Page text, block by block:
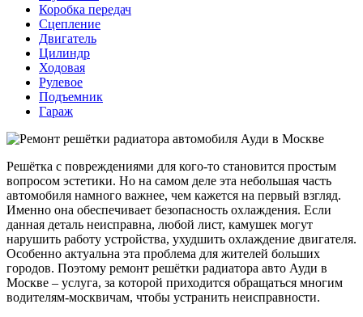
Коробка передач
Сцепление
Двигатель
Цилиндр
Ходовая
Рулевое
Подъемник
Гараж
Решётка с повреждениями для кого-то становится простым
вопросом эстетики. Но на самом деле эта небольшая часть
автомобиля намного важнее, чем кажется на первый взгляд.
Именно она обеспечивает безопасность охлаждения. Если
данная деталь неисправна, любой лист, камушек могут
нарушить работу устройства, ухудшить охлаждение двигателя.
Особенно актуальна эта проблема для жителей больших
городов. Поэтому ремонт решётки радиатора авто Ауди в
Москве – услуга, за которой приходится обращаться многим
водителям-москвичам, чтобы устранить неисправности.